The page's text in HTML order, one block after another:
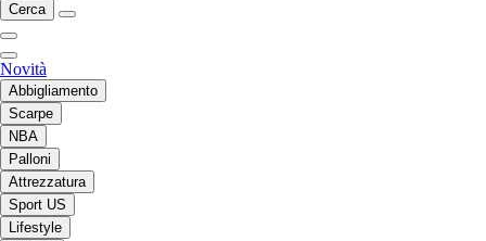
Cerca
Novità
Abbigliamento
Scarpe
NBA
Palloni
Attrezzatura
Sport US
Lifestyle